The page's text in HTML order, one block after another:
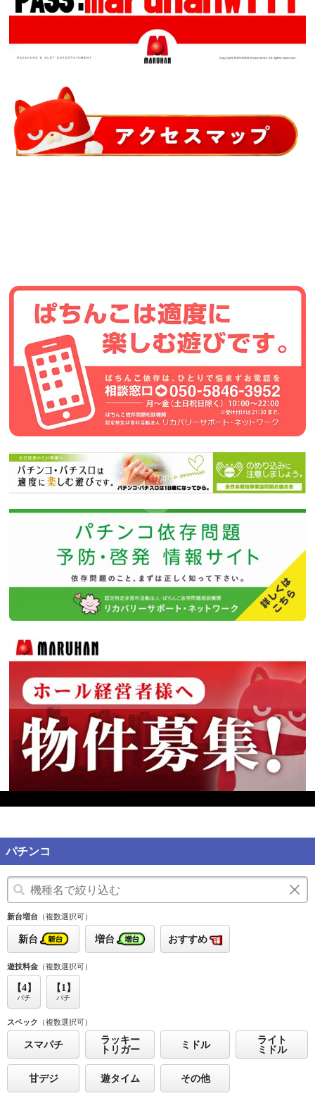
パチンコ
新台増台 （複数選択可）
新台 増台 おすすめ
遊技料金 （複数選択可）
【4】
パチ
【1】
パチ
スペック （複数選択可）
スマパチ
ラッキー
トリガー
ミドル
ライト
ミドル
甘デジ 遊タイム その他